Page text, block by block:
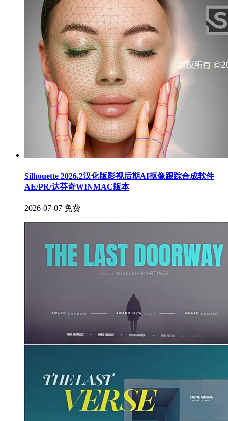
Silhouette 2026.2汉化版影视后期AI抠像跟踪合成软件
AE/PR/达芬奇WINMAC版本
2026-07-07 免费